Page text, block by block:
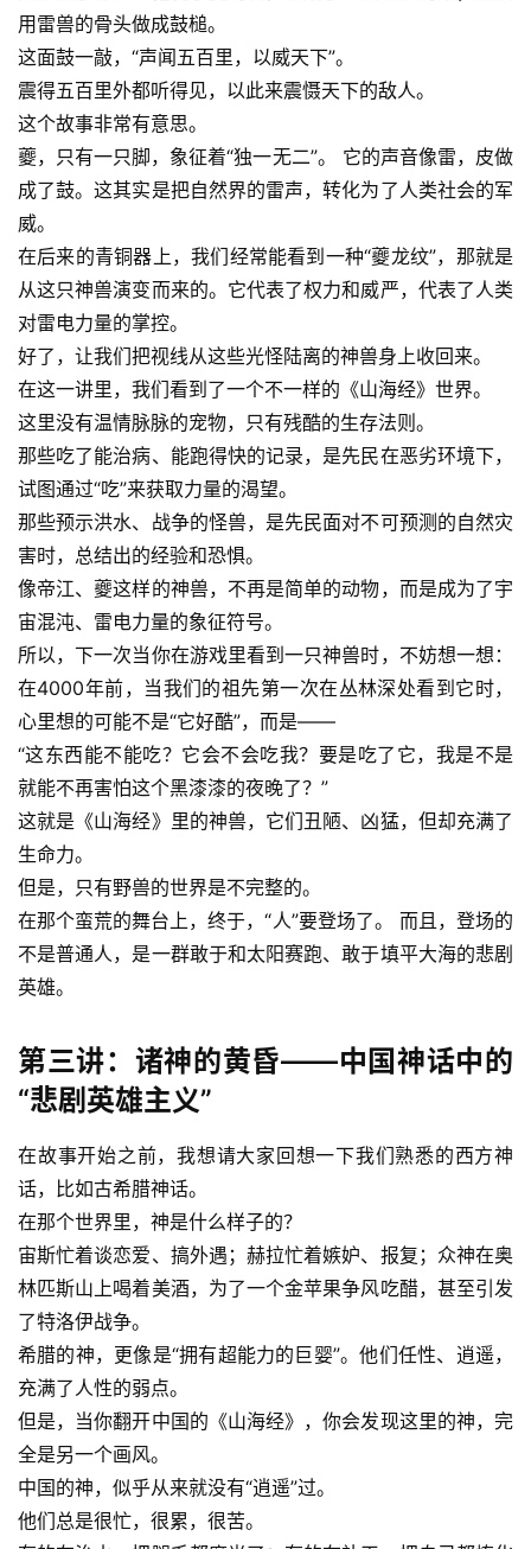
用雷兽的骨头做成鼓槌。
这面鼓一敲，“声闻五百里，以威天下”。
震得五百里外都听得见，以此来震慑天下的敌人。
这个故事非常有意思。
夔，只有一只脚，象征着“独一无二”。 它的声音像雷，皮做
成了鼓。这其实是把自然界的雷声，转化为了人类社会的军
威。
在后来的青铜器上，我们经常能看到一种“夔龙纹”，那就是
从这只神兽演变而来的。它代表了权力和威严，代表了人类
对雷电力量的掌控。
好了，让我们把视线从这些光怪陆离的神兽身上收回来。
在这一讲里，我们看到了一个不一样的《山海经》世界。
这里没有温情脉脉的宠物，只有残酷的生存法则。
那些吃了能治病、能跑得快的记录，是先民在恶劣环境下，
试图通过“吃”来获取力量的渴望。
那些预示洪水、战争的怪兽，是先民面对不可预测的自然灾
害时，总结出的经验和恐惧。
像帝江、夔这样的神兽，不再是简单的动物，而是成为了宇
宙混沌、雷电力量的象征符号。
所以，下一次当你在游戏里看到一只神兽时，不妨想一想：
在4000年前，当我们的祖先第一次在丛林深处看到它时，
心里想的可能不是“它好酷”，而是——
“这东西能不能吃？它会不会吃我？要是吃了它，我是不是
就能不再害怕这个黑漆漆的夜晚了？”
这就是《山海经》里的神兽，它们丑陋、凶猛，但却充满了
生命力。
但是，只有野兽的世界是不完整的。
在那个蛮荒的舞台上，终于，“人”要登场了。 而且，登场的
不是普通人，是一群敢于和太阳赛跑、敢于填平大海的悲剧
英雄。
第三讲：诸神的黄昏——中国神话中的
“悲剧英雄主义”
在故事开始之前，我想请大家回想一下我们熟悉的西方神
话，比如古希腊神话。
在那个世界里，神是什么样子的？
宙斯忙着谈恋爱、搞外遇；赫拉忙着嫉妒、报复；众神在奥
林匹斯山上喝着美酒，为了一个金苹果争风吃醋，甚至引发
了特洛伊战争。
希腊的神，更像是“拥有超能力的巨婴”。他们任性、逍遥，
充满了人性的弱点。
但是，当你翻开中国的《山海经》，你会发现这里的神，完
全是另一个画风。
中国的神，似乎从来就没有“逍遥”过。
他们总是很忙，很累，很苦。